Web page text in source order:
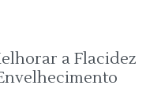
a Flacidez